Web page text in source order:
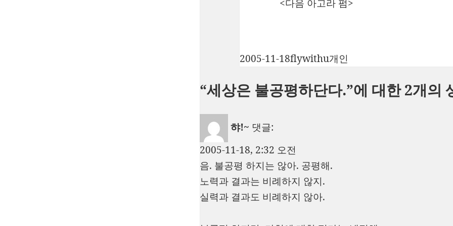
<다음 아고라 펌>
작
일
2005-11-18글
이
flywithu카
고
개인
“세상은 불공평하단다.”에 대한 2개의
햐!~ 댓글:
2005-11-18, 2:32 오전
음. 불공평 하지는 않아. 공평해.
노력과 결과는 비례하지 않지.
실력과 결과도 비례하지 않아.